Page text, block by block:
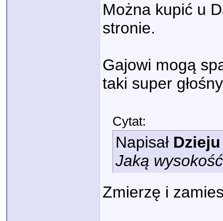
Można kupić u
stronie.
Gajowi mogą
taki super
Cytat:
Napisał Dzieju
Jaką
Zmierzę i